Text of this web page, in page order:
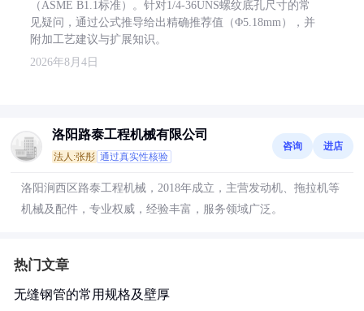
（ASME B1.1标准）。针对1/4-36UNS螺纹底孔尺寸的常
见疑问，通过公式推导给出精确推荐值（Φ5.18mm），并
附加工艺建议与扩展知识。
2026年8月4日
洛阳路泰工程机械有限公司
法人:张彤 通过真实性核验
咨询 进店
洛阳涧西区路泰工程机械，2018年成立，主营发动机、拖拉机等
机械及配件，专业权威，经验丰富，服务领域广泛。
热门文章
无缝钢管的常用规格及壁厚